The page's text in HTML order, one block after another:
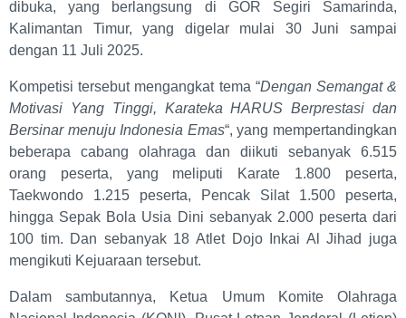
dibuka, yang berlangsung di GOR Segiri Samarinda,
Kalimantan Timur, yang digelar mulai 30 Juni sampai
dengan 11 Juli 2025.
Kompetisi tersebut mengangkat tema “Dengan Semangat &
Motivasi Yang Tinggi, Karateka HARUS Berprestasi dan
Bersinar menuju Indonesia Emas“, yang mempertandingkan
beberapa cabang olahraga dan diikuti sebanyak 6.515
orang peserta, yang meliputi Karate 1.800 peserta,
Taekwondo 1.215 peserta, Pencak Silat 1.500 peserta,
hingga Sepak Bola Usia Dini sebanyak 2.000 peserta dari
100 tim. Dan sebanyak 18 Atlet Dojo Inkai Al Jihad juga
mengikuti Kejuaraan tersebut.
Dalam sambutannya, Ketua Umum Komite Olahraga